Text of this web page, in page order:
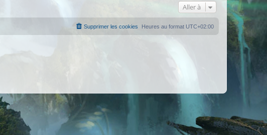
Aller à
Heures au format UTC+02:00
Supprimer les cookies